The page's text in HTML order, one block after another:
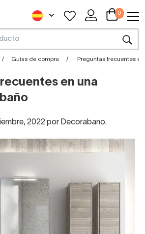
0
Guías de compra Preguntas frecuentes
en una
2022 por Decorabano.